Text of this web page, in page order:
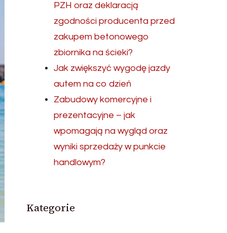
PZH oraz deklaracją
zgodności producenta przed
zakupem betonowego
zbiornika na ścieki?
Jak zwiększyć wygodę jazdy
autem na co dzień
Zabudowy komercyjne i
prezentacyjne – jak
wpomagają na wygląd oraz
wyniki sprzedaży w punkcie
handlowym?
Kategorie